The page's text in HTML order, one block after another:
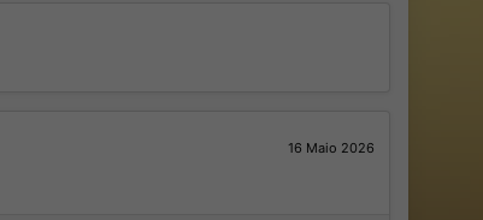
16 Maio 2026